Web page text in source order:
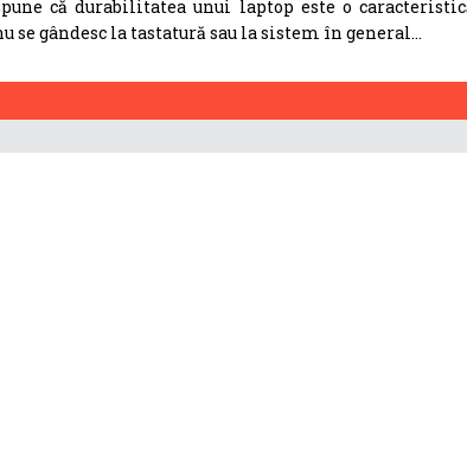
că durabilitatea unui laptop este o
gândesc la tastatură sau la sistem în general